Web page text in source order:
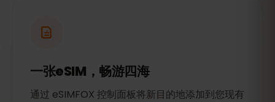
一张eSIM，畅游四海
通过 eSIMFOX 控制面板将新目的地添加到您现有